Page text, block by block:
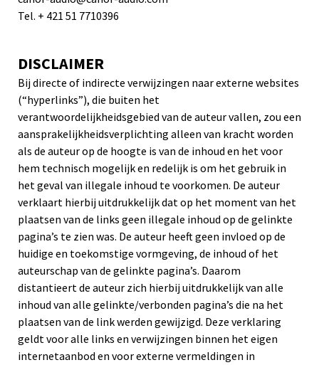
Tel. + 421 51 7710396
DISCLAIMER
Bij directe of indirecte verwijzingen naar externe websites
(“hyperlinks”), die buiten het
verantwoordelijkheidsgebied van de auteur vallen, zou een
aansprakelijkheidsverplichting alleen van kracht worden
als de auteur op de hoogte is van de inhoud en het voor
hem technisch mogelijk en redelijk is om het gebruik in
het geval van illegale inhoud te voorkomen. De auteur
verklaart hierbij uitdrukkelijk dat op het moment van het
plaatsen van de links geen illegale inhoud op de gelinkte
pagina’s te zien was. De auteur heeft geen invloed op de
huidige en toekomstige vormgeving, de inhoud of het
auteurschap van de gelinkte pagina’s. Daarom
distantieert de auteur zich hierbij uitdrukkelijk van alle
inhoud van alle gelinkte/verbonden pagina’s die na het
plaatsen van de link werden gewijzigd. Deze verklaring
geldt voor alle links en verwijzingen binnen het eigen
internetaanbod en voor externe vermeldingen in